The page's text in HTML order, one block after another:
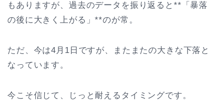
もありますが、過去のデータを振り返ると**「暴落
の後に大きく上がる」**のが常。
ただ、今は4月1日ですが、またまたの大きな下落と
なっています。
今こそ信じて、じっと耐えるタイミングです。